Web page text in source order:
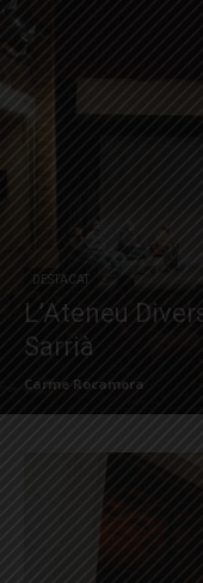
DESTACAT
L’Ateneu
Sarrià
Carme Rocamora